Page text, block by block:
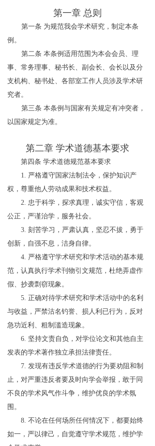
第一章 总则
第一条 为规范我会学术研究，制定本条
例。
第二条 本条例适用范围为本会会员、理
事、常务理事、秘书长、副会长、会长以及分
支机构、秘书处、各部室工作人员涉及学术研
究者。
第三条 本条例与国家有关规定有冲突者，
以国家规定为准。
第二章 学术道德基本要求
第四条 学术道德规范基本要求
1. 严格遵守国家法制法令，保护知识产
权，尊重他人劳动成果和技术权益。
2. 忠于科学，探求真理，诚实守信，客观
公正，严谨治学，服务社会。
3. 刻苦学习，严肃认真，坚忍不拔，勇于
创新，自强不息，洁身自律。
4. 严格遵守学术研究和学术活动的基本规
范，认真执行学术刊物引文规范，杜绝弄虚作
假、抄袭剽窃现象。
5. 正确对待学术研究和学术活动中的名利
与收益，严禁沽名钓誉、损人利已行为，反对
急功近利、粗制滥造现象。
6. 坚持文责自负，对学位论文和其他自主
发表的学术著作独立承担法律责任。
7. 发现有违反学术道德的行为要劝阻和制
止，对严重违反者要及时向学会举报，敢于同
不良的学术风气作斗争，维护优良的学术氛
围。
8. 不论在任何场所任何情况下，都要始终
如一，严以律己，自觉遵守学术规范，维护学